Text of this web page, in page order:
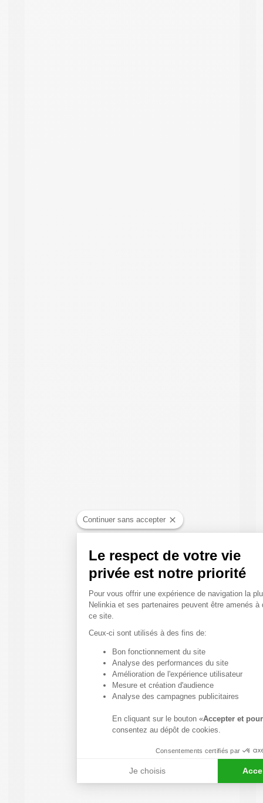
Continuer sans accepter
Le respect de votre vie
privée est notre priorité
Plateforme de Gestion
Pour vous offrir une expérience de navigation la
Nelinkia et ses partenaires peuvent être amenés
ce site.
Ceux-ci sont utilisés à des fins de:
Bon fonctionnement du site
Analyse des performances du site
Amélioration de l'expérience utilisateur
Mesure et création d'audience
Analyse des campagnes publicitaires
En cliquant sur le bouton «Accepter et
consentez au dépôt de cookies.
Consentements certifiés par
Je choisis
Axeptio consent